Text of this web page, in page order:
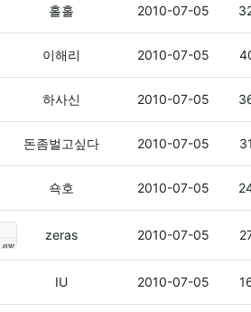
(7)
홀홀 2010-07-05
이해리 2010-07-05
하사신 2010-07-05
돈좀벌고싶다 2010-07-05
(7)
쇽호 2010-07-05
돈벌형불쌍하당. (2)
zeras 2010-07-05
IU 2010-07-05